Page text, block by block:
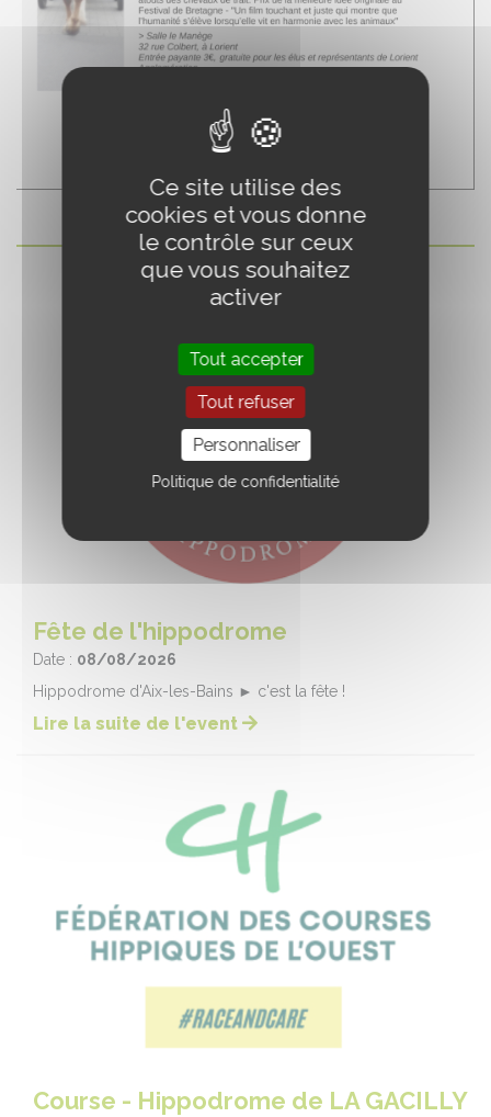
Fête de l'hippodrome
Date : 08/08/2026
Hippodrome d'Aix-les-Bains ► c'est la fête !
Lire la suite de l'event
Course - Hippodrome de LA GACILLY
Ce site utilise des
cookies et vous donne
le contrôle sur ceux
que vous souhaitez
activer
Tout accepter
Tout refuser
Personnaliser
Politique de confidentialité